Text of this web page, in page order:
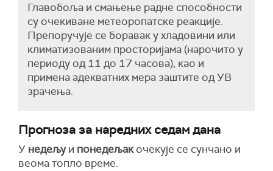
Главобоља и смањење радне способности
су очекиване метеоропатске реакције.
Препоручује се боравак у хладовини или
климатизованим просторијама (нарочито у
периоду од 11 до 17 часова), као и
примена адекватних мера заштите од УВ
зрачења.
Прогноза за наредних седам дана
У недељуи понедељакочекује се сунчано и
веома топло време.